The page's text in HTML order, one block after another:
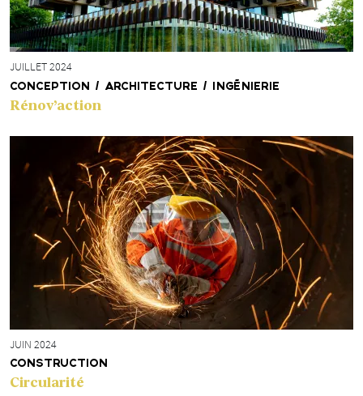
JUILLET 2024
CONCEPTION / ARCHITECTURE / INGÉNIERIE
Rénov’action
JUIN 2024
CONSTRUCTION
Circularité